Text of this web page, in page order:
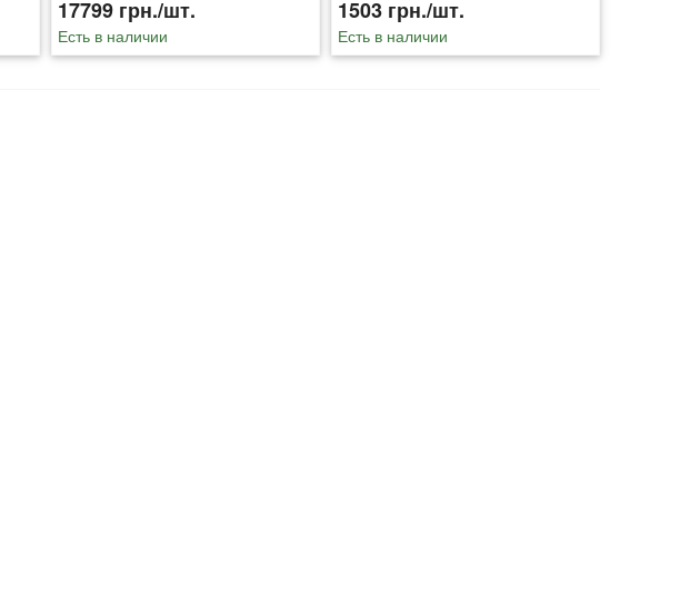
17799 грн./шт.
Есть в наличии
1503 грн./шт.
Есть в наличии